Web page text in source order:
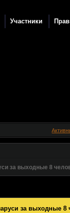
Участники
за выходные 8
за выходные